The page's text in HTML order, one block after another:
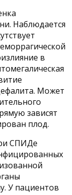
Наблюдается
в
Может
зависят
плод.
СПИДе
У пациентов